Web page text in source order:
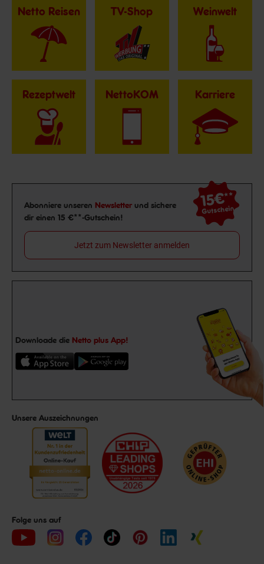
Netto Reisen TV-Shop Weinwelt
Rezeptwelt NettoKOM Karriere
Newsletter Anmeldung
Abonniere unseren Newsletter und sichere
dir einen 15 €**-Gutschein!
15€**
Gutschein
Jetzt zum Newsletter anmelden
Downloade die Netto plus App!
Unsere Auszeichnungen
Folge uns auf